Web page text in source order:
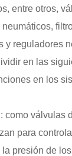
entre otros,
y reguladores
en las
en los
como válvulas
para
presión de